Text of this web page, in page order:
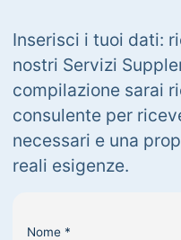
Inserisci i tuoi dati:
nostri Servizi
compilazione sarai
consulente per
necessari e una
reali esigenze.
Nome *